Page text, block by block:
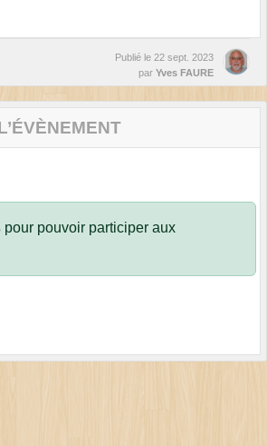
Publié le 22 sept. 2023
par Yves FAURE
pour pouvoir participer aux